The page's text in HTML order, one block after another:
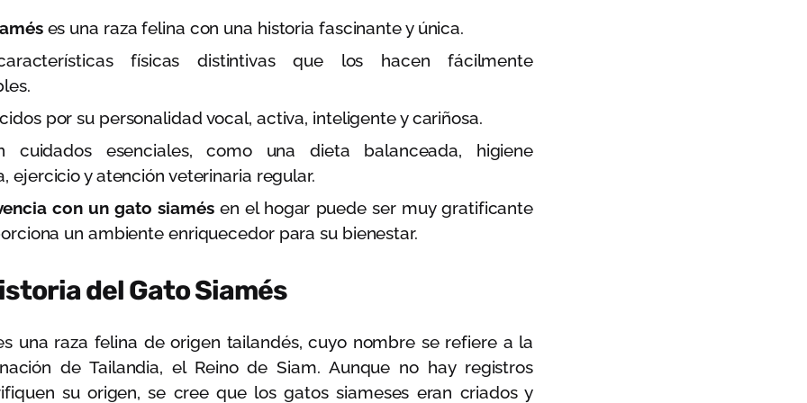
es una raza felina con una historia fascinante y única.
físicas distintivas que los hacen fácilmente
por su personalidad vocal, activa, inteligente y cariñosa.
cuidados esenciales, como una dieta balanceada, higiene
ejercicio y atención veterinaria regular.
con un gato siamésen el hogar puede ser muy gratificante
un ambiente enriquecedor para su bienestar.
del Gato Siamés
una raza felina de origen tailandés, cuyo nombre se refiere a la
de Tailandia, el Reino de Siam. Aunque no hay registros
su origen, se cree que los gatos siameses eran criados y